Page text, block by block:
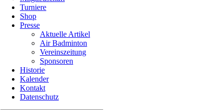
Turniere
Shop
Presse
Aktuelle Artikel
Air Badminton
Vereinszeitung
Sponsoren
Historie
Kalender
Kontakt
Datenschutz